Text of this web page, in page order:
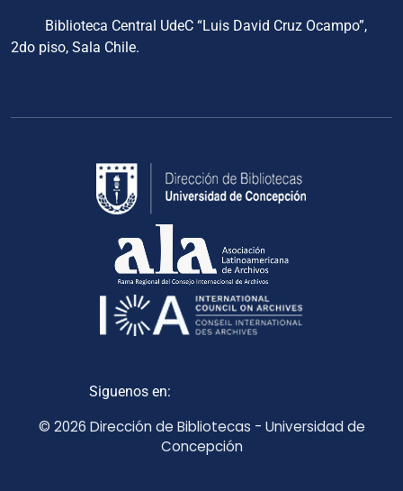
Biblioteca Central UdeC “Luis David Cruz Ocampo”,
2do piso, Sala Chile.
Siguenos en:
© 2026 Dirección de Bibliotecas - Universidad de
Concepción